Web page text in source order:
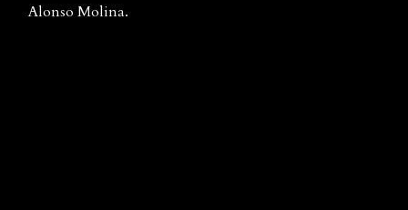
Alonso Molina.